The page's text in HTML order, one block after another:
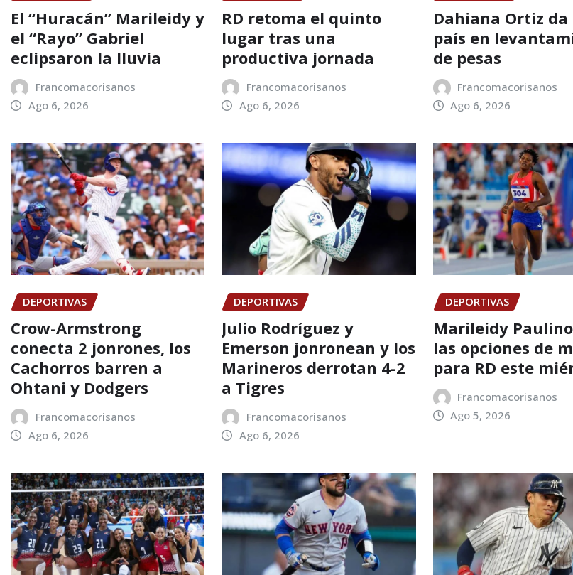
El “Huracán” Marileidy y
el “Rayo” Gabriel
eclipsaron la lluvia
Francomacorisanos
Ago 6, 2026
RD retoma el quinto
lugar tras una
productiva jornada
Francomacorisanos
Ago 6, 2026
Dahiana Ortiz
país en
de pesas
Francomacorisanos
Ago 6, 2026
DEPORTIVAS
Crow-Armstrong
conecta 2 jonrones, los
Cachorros barren a
Ohtani y Dodgers
Francomacorisanos
Ago 6, 2026
DEPORTIVAS
Julio Rodríguez y
Emerson jonronean y los
Marineros derrotan 4-2
a Tigres
Francomacorisanos
Ago 6, 2026
DEPORTIVAS
Marileidy
las opciones de
para RD este
Francomacorisanos
Ago 5, 2026